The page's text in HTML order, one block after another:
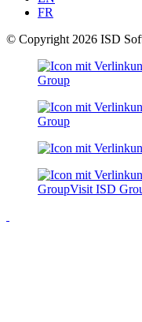
FR
© Copyright 2026 ISD